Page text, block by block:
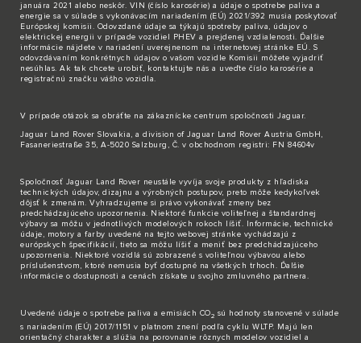
januára 2021 alebo neskôr. VIN (číslo karosérie) a údaje o spotrebe paliva a
energie sa v súlade s vykonávacím nariadením (EÚ) 2021/392 musia poskytovať
Európskej komisii. Odovzdané údaje sa týkajú spotreby paliva, údajov o
elektrickej energii v prípade vozidiel PHEV a prejdenej vzdialenosti. Ďalšie
informácie nájdete v nariadení uverejnenom na internetovej stránke EÚ. S
odovzdávaním konkrétnych údajov o vašom vozidle Komisii môžete vyjadriť
nesúhlas. Ak tak chcete urobiť,
kontaktujte nás a uveďte číslo karosérie a
registračnú značku vášho vozidla.
V prípade otázok sa obráťte na zákaznícke centrum spoločnosti Jaguar.
Jaguar Land Rover Slovakia, a division of Jaguar Land Rover Austria GmbH,
Fasaneriestraße 35, A-5020 Salzburg, Č. v obchodnom registri: FN 84604v
Spoločnosť Jaguar Land Rover neustále vyvíja svoje produkty z hľadiska
technických údajov, dizajnu a výrobných postupov, preto môže kedykoľvek
dôjsť k zmenám. Vyhradzujeme si právo vykonávať zmeny bez
predchádzajúceho upozornenia. Niektoré funkcie voliteľnej a štandardnej
výbavy sa môžu v jednotlivých modelových rokoch líšiť. Informácie, technické
údaje, motory a farby uvedené na tejto webovej stránke vychádzajú z
európskych špecifikácií, tieto sa môžu líšiť a meniť bez predchádzajúceho
upozornenia. Niektoré vozidlá sú zobrazené s voliteľnou výbavou alebo
príslušenstvom, ktoré nemusia byť dostupné na všetkých trhoch. Ďalšie
informácie o dostupnosti a cenách získate u svojho zmluvného partnera.
Uvedené údaje o spotrebe paliva a emisiách CO2 sú hodnoty stanovené v súlade
s nariadením (EÚ) 2017/1151 v platnom znení podľa cyklu WLTP. Majú len
orientačný charakter a slúžia na porovnanie rôznych modelov vozidiel a